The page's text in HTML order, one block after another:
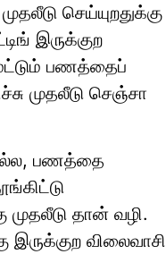
செய்யுறதுக்கு
இருக்குற
பணத்தைப்
முதலீடு செஞ்சா
பணத்தை
தான் வழி.
விலைவாசி